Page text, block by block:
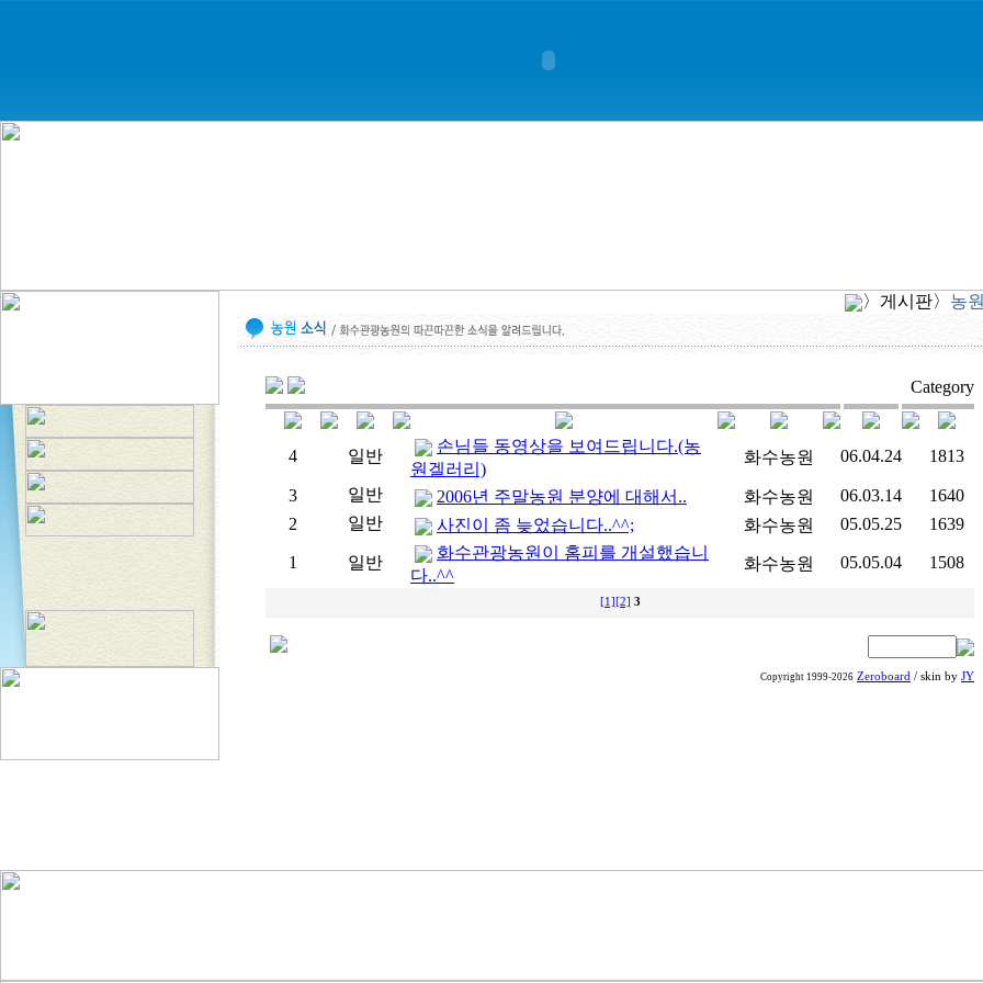
〉게시판〉 농
Category
4 일반
손님들 동영상을 보여드립니다.(농
원겔러리)
화수농원 06.04.24 1813
3 일반 2006년 주말농원 분양에 대해서.. 화수농원 06.03.14
1640
2
일반 사진이 좀 늦었습니다..^^; 화수농원 05.05.25 1639
1 일반
화수관광농원이 홈피를 개설했습니
다..^^
화수농원 05.05.04 1508
[1] [2] 3
Copyright 1999-2026 Zeroboard / skin by JY